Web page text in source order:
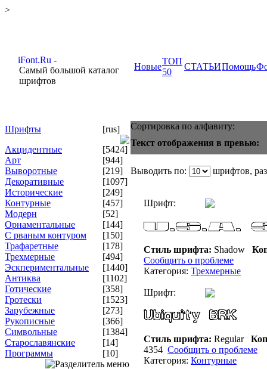
>
Самый большой каталог
шрифтов
Новые
ТОП
50
СТАТЬИПомощь
Шрифты
[rus]
Акцидентные
[5424]
Арт
[944]
Выворотные
[219]
Декоративные
[1097]
Исторические
[249]
Контурные
[457]
Модерн
[52]
Орнаментальные
[144]
С рваным контуром
[150]
Трафаретные
[178]
Трехмерные
[494]
Эскпериментальные
[1440]
Антиква
[1102]
Готические
[358]
Гротески
[1523]
Зарубежные
[273]
Рукописные
[366]
Символьные
[1384]
Старославянские
[14]
Программы
[10]
Сортировка по алфавиту:
Текст отображения в превью:
Выводить по: шрифтов,
Шрифт:
Стиль шрифта: Shadow
Сообщить о проблеме
Категория: Трехмерные
Шрифт:
Стиль шрифта: Regular
4354 Сообщить о проблеме
Категория: Контурные